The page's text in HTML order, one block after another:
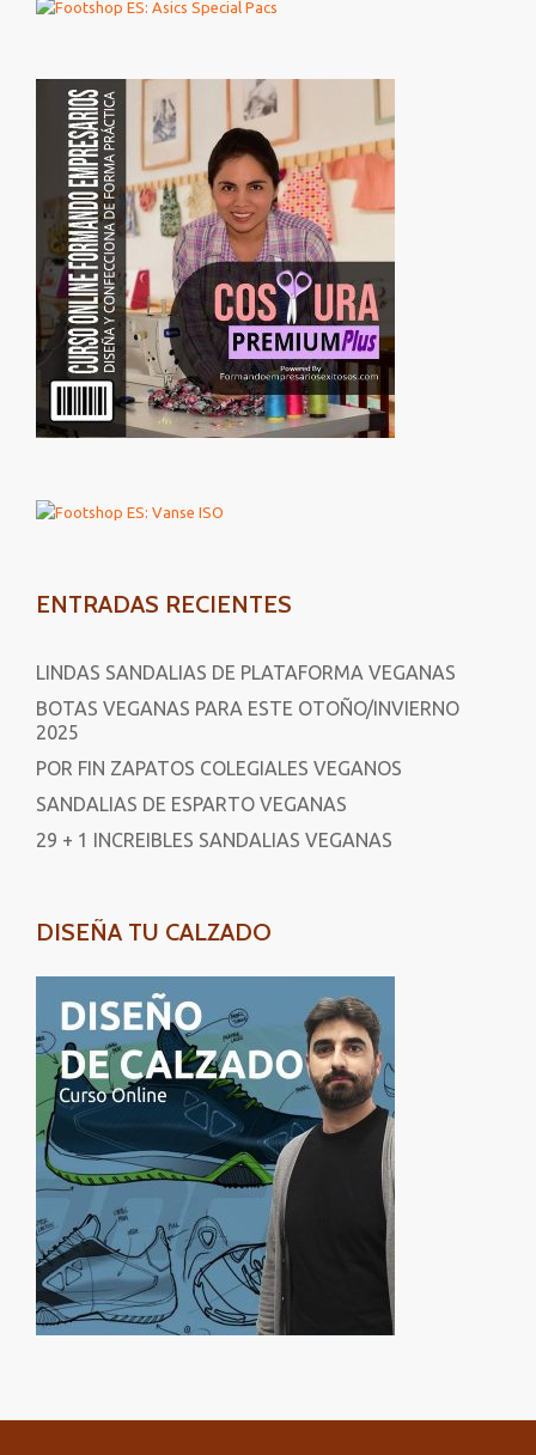
ENTRADAS RECIENTES
LINDAS SANDALIAS DE PLATAFORMA VEGANAS
BOTAS VEGANAS PARA ESTE OTOÑO/INVIERNO
2025
POR FIN ZAPATOS COLEGIALES VEGANOS
SANDALIAS DE ESPARTO VEGANAS
29 + 1 INCREIBLES SANDALIAS VEGANAS
DISEÑA TU CALZADO